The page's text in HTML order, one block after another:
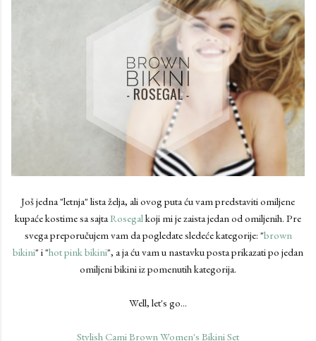
Još jedna "letnja" lista želja, ali ovog puta ću vam predstaviti omiljene
kupaće kostime sa sajtaRosegalkoji mi je zaista jedan od omiljenih. Pre
svega preporučujem vam da pogledate sledeće kategorije: "brown
bikini" i "hot pink bikini", a ja ću vam u nastavku posta prikazati po jedan
omiljeni bikini iz pomenutih kategorija.
Well, let's go...
Stylish Cami Brown Women's Bikini Set